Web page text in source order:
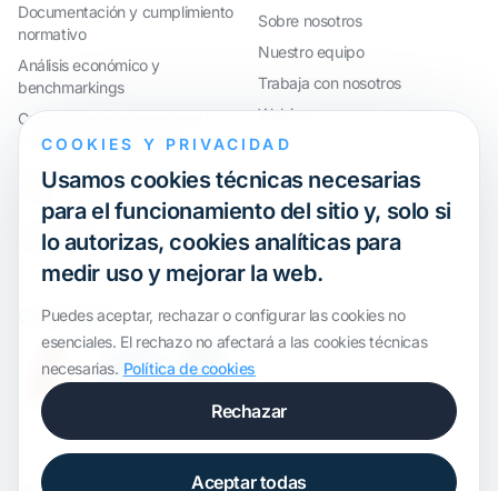
Documentación y cumplimiento
normativo
Análisis económico y
benchmarkings
Cumplimiento internacional y
reorganización de grupos
Defensa ante inspecciones y
litigios
Valoraciones y operaciones
financieras
Sobre nosotros
Nuestro equipo
Trabaja con nosotros
Webinar
Certification
COOKIES Y PRIVACIDAD
Usamos cookies técnicas necesarias
para el funcionamiento del sitio y, solo si
lo autorizas, cookies analíticas para
medir uso y mejorar la web.
Puedes aceptar, rechazar o configurar las cookies no
esenciales. El rechazo no afectará a las cookies técnicas
necesarias. Política de cookies
Rechazar
Aceptar todas